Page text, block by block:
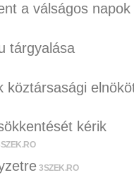
a válságos napok
tárgyalása
köztársasági
kérik
3SZEK.RO